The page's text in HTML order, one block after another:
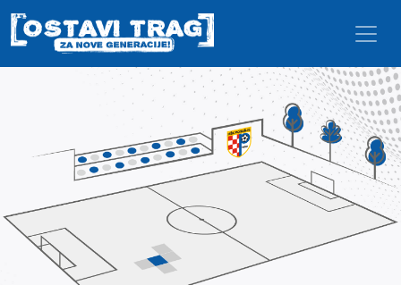
Skip to main content